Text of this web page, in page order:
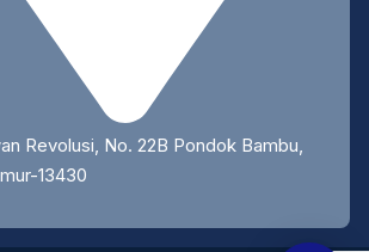
Revolusi, No. 22B Pondok Bambu,
13430